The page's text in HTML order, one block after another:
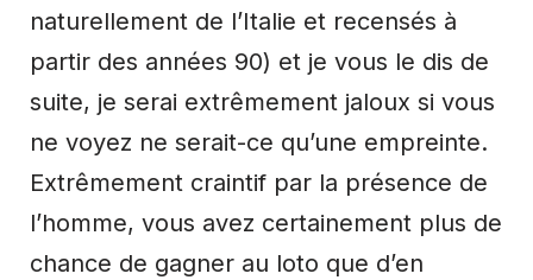
naturellement de l’Italie et recensés à
partir des années 90) et je vous le dis de
suite, je serai extrêmement jaloux si vous
ne voyez ne serait-ce qu’une empreinte.
Extrêmement craintif par la présence de
l’homme, vous avez certainement plus de
chance de gagner au loto que d’en